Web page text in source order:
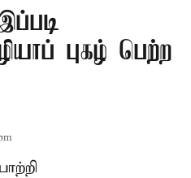
புகழ் பெற்ற